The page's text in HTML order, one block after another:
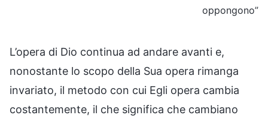
oppongono”
L’opera di Dio continua ad andare avanti e,
nonostante lo scopo della Sua opera rimanga
invariato, il metodo con cui Egli opera cambia
costantemente, il che significa che cambiano